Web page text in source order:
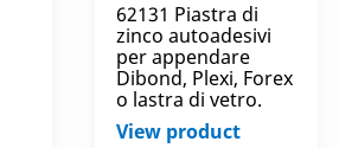
62131 Piastra di
zinco autoadesivi
per appendare
Dibond, Plexi, Forex
o lastra di vetro.
View product